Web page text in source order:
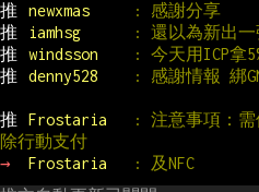
推
newxmas
: 感謝分享
推
iamhsg
: 還以為新出一
推
windsson
: 今天用ICP拿
推
denny528 : 感謝情報 綁
推 Frostaria
: 注意事項：需
除行動支付
→
Frostaria
: 及NFC